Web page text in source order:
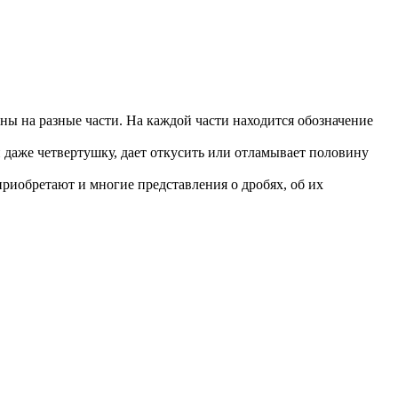
на разные части. На каждой части находится обозначение
четвертушку, дает откусить или отламывает половину
и многие представления о дробях, об их